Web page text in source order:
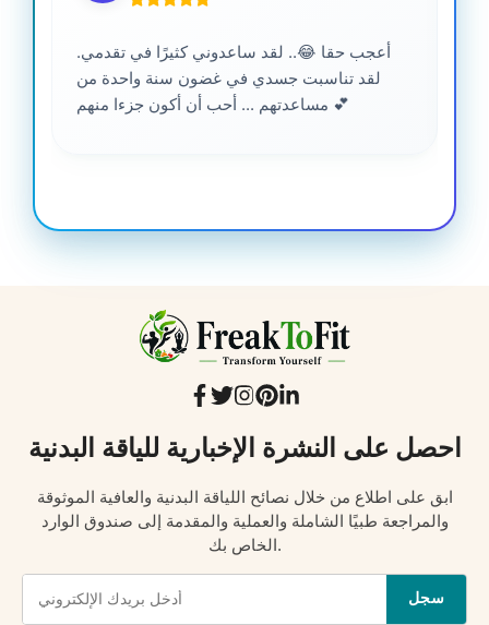
أعجب حقا 😂.. لقد ساعدوني كثيرًا في تقدمي.
لقد تناسبت جسدي في غضون سنة واحدة من
مساعدتهم ... أحب أن أكون جزءا منهم 💕
احصل على النشرة الإخبارية للياقة البدنية
ابق على اطلاع من خلال نصائح اللياقة البدنية والعافية الموثوقة
والمراجعة طبيًا الشاملة والعملية والمقدمة إلى صندوق الوارد
الخاص بك.
سجل